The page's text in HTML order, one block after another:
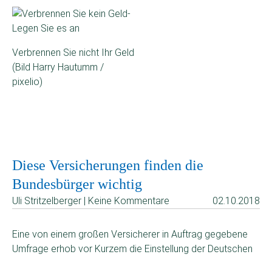
Verbrennen Sie nicht Ihr Geld
(Bild Harry Hautumm /
pixelio)
Diese Versicherungen finden die
Bundesbürger wichtig
Uli Stritzelberger | Keine Kommentare 02.10.2018
Eine von einem großen Versicherer in Auftrag gegebene
Umfrage erhob vor Kurzem die Einstellung der Deutschen